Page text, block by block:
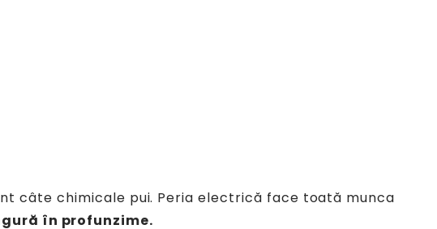
câte chimicale pui. Peria electrică face toată munca
în profunzime.